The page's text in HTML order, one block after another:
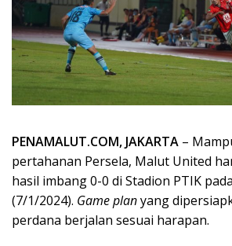
PENAMALUT.COM, JAKARTA –
pertahanan Persela, Malut United
hasil imbang 0-0 di Stadion PTIK
(7/1/2024). Game planyang
perdana berjalan sesuai harapan.